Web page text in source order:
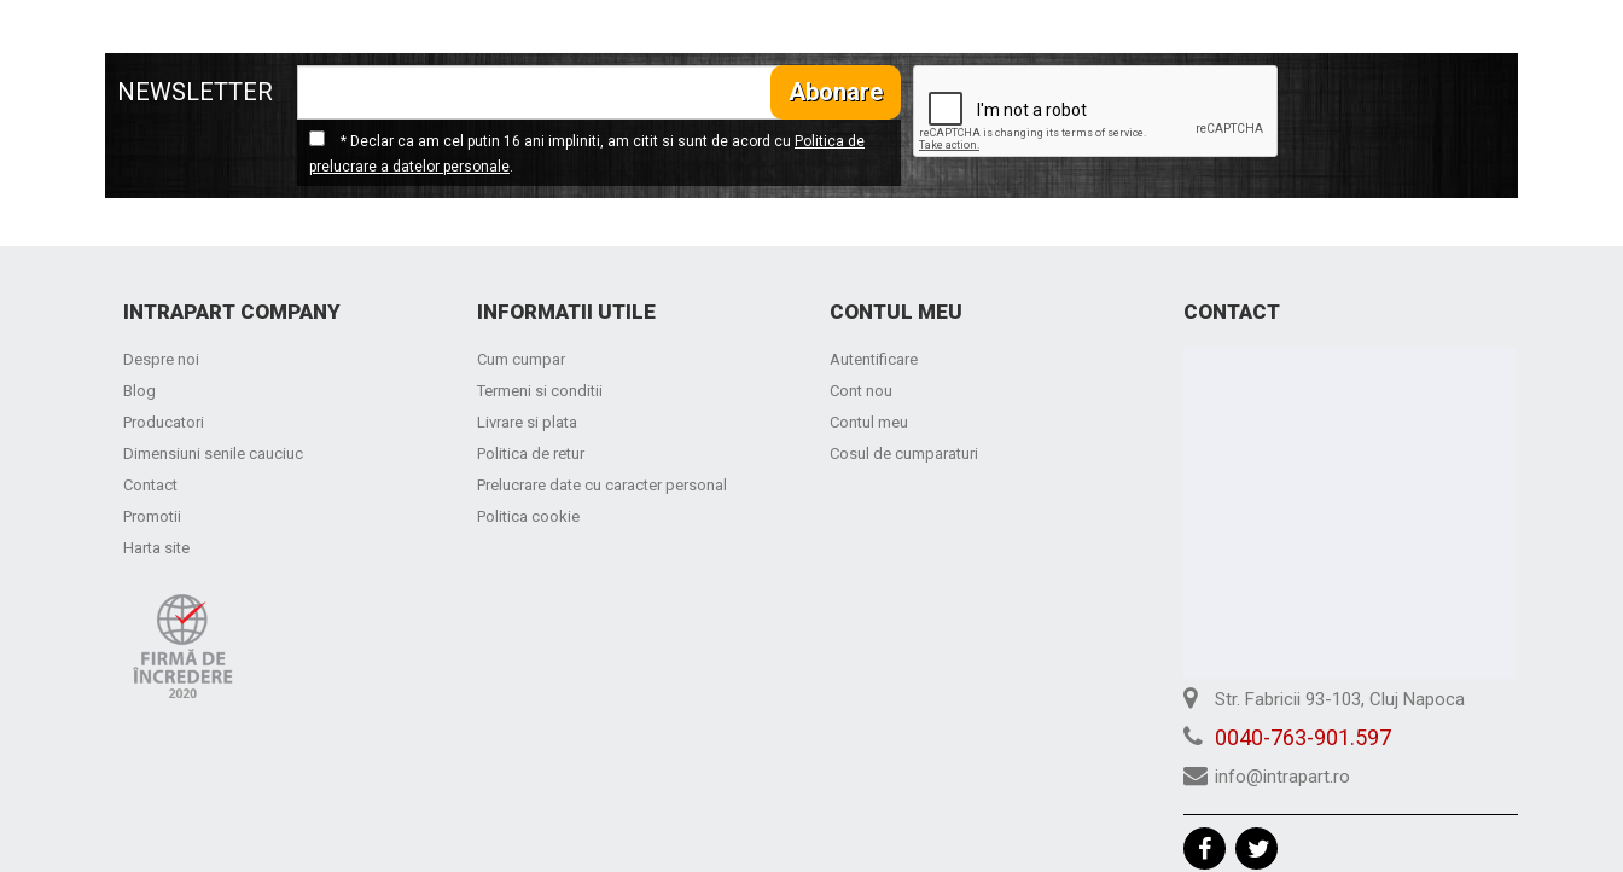
NEWSLETTER Abonare
* Declar ca am cel putin 16 ani impliniti, am citit si sunt de acord cu Politica de
prelucrare a datelor personale.
INTRAPART COMPANY
Despre noi
Blog
Producatori
Dimensiuni senile cauciuc
Contact
Promotii
Harta site
INFORMATII UTILE
Cum cumpar
Termeni si conditii
Livrare si plata
Politica de retur
Prelucrare date cu caracter personal
Politica cookie
CONTUL MEU
Autentificare
Cont nou
Contul meu
Cosul de cumparaturi
CONTACT
Str. Fabricii 93-103, Cluj Napoca
0040-763-901.597
info@intrapart.ro